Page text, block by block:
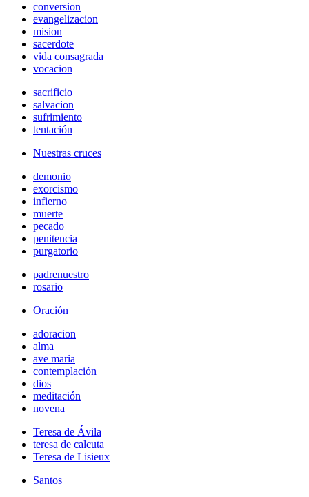
conversion
evangelizacion
mision
sacerdote
vida consagrada
vocacion
sacrificio
salvacion
sufrimiento
tentación
Nuestras cruces
demonio
exorcismo
infierno
muerte
pecado
penitencia
purgatorio
padrenuestro
rosario
Oración
adoracion
alma
ave maria
contemplación
dios
meditación
novena
Teresa de Ávila
teresa de calcuta
Teresa de Lisieux
Santos